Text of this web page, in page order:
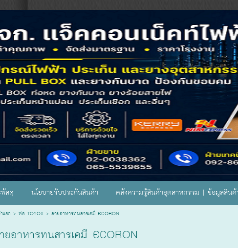
สดุ นโยบายรับประกันสินค้า คลังความรู้สินค้าอุตสาหกรรม | ข้อมูลสินค้า
แรก > ท่อ TOYOX> สายอาหารทนสารเคมี ECORON
ยอาหารทนสารเคมี ECORON